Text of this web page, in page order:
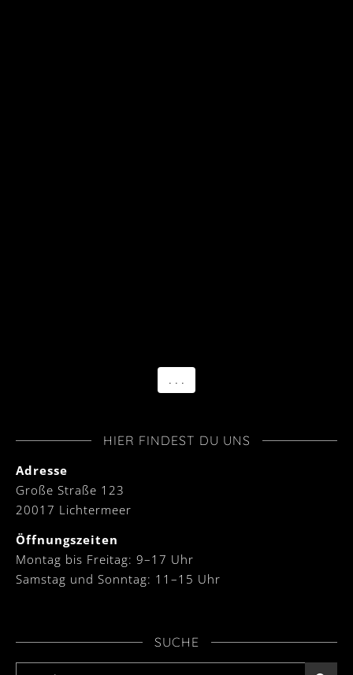
. . .
HIER FINDEST DU UNS
Adresse
Große Straße 123
20017 Lichtermeer
Öffnungszeiten
Montag bis Freitag: 9–17 Uhr
Samstag und Sonntag: 11–15 Uhr
SUCHE